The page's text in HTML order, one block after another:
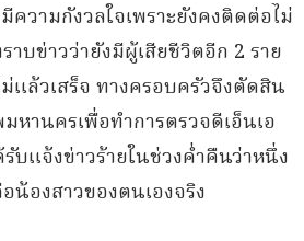
ความกังวลใจเพราะยังคงติดต่อไม่
าบข่าวว่ายังมีผู้เสียชีวิตอีก 2 ราย
ล้วเสร็จ ทางครอบครัวจึงตัดสิน
มหานครเพื่อทำการตรวจดีเอ็นเอ
บแจ้งข่าวร้ายในช่วงค่ำคืนว่าหนึ่ง
น้องสาวของตนเองจริง